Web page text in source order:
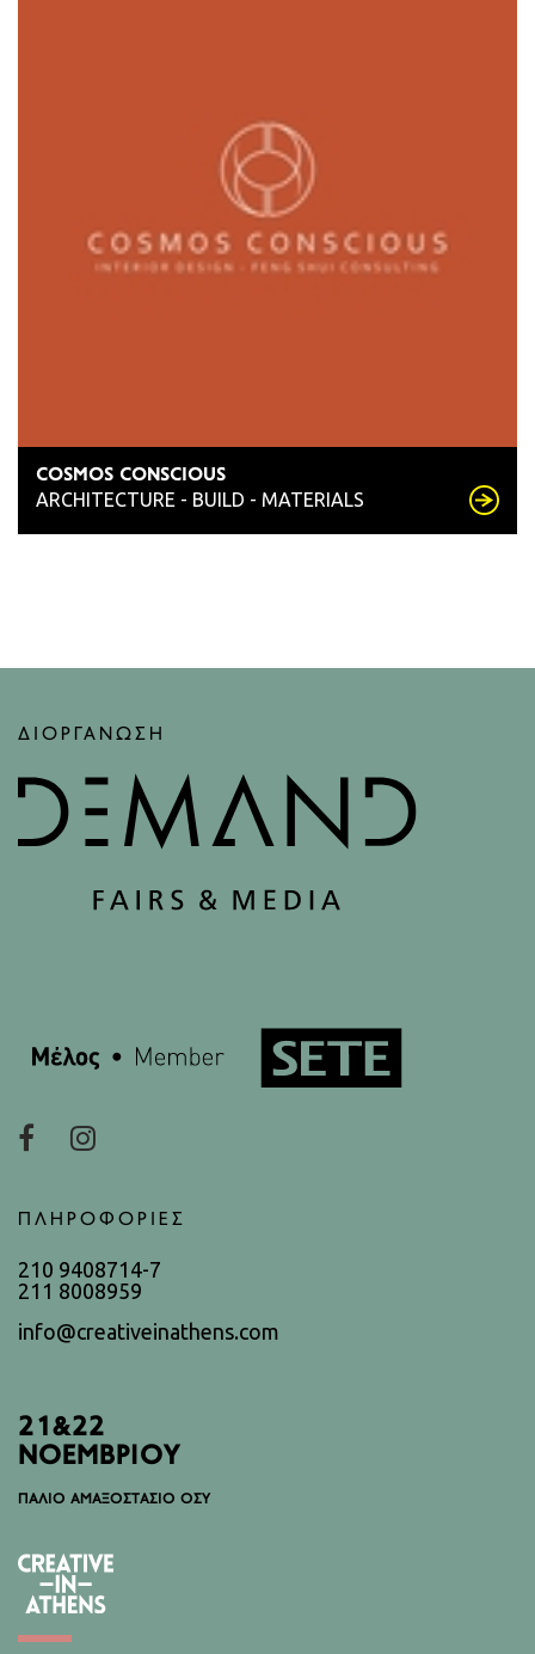
COSMOS CONSCIOUS
ARCHITECTURE - BUILD - MATERIALS
ΔΙΟΡΓΑΝΩΣΗ
ΠΛΗΡΟΦΟΡΙΕΣ
210 9408714-7
211 8008959
info@creativeinathens.com
21&22
ΝΟΕΜΒΡΙΟΥ
ΠΑΛΙΟ ΑΜΑΞΟΣΤΑΣΙΟ ΟΣΥ